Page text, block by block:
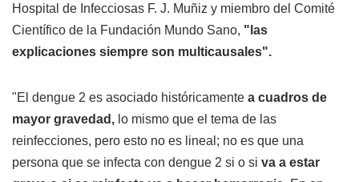
Hospital de Infecciosas F. J. Muñiz y miembro del Comité
Científico de la Fundación Mundo Sano, "las
explicaciones siempre son multicausales".
"El dengue 2 es asociado históricamente a cuadros de
mayor gravedad, lo mismo que el tema de las
reinfecciones, pero esto no es lineal; no es que una
persona que se infecta con dengue 2 si o si va a estar